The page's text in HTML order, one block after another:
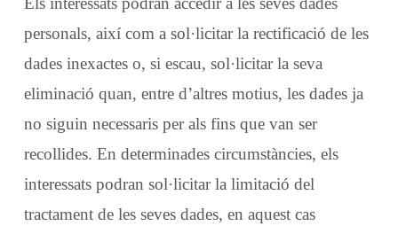
personals, així com a sol·licitar la rectificació de les
dades inexactes o, si escau, sol·licitar la seva
eliminació quan, entre d’altres motius, les dades ja
no siguin necessaris per als fins que van ser
recollides. En determinades circumstàncies, els
interessats podran sol·licitar la limitació del
tractament de les seves dades, en aquest cas